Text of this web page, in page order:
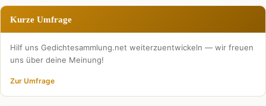
Kurze Umfrage
Hilf uns Gedichtesammlung.net weiterzuentwickeln — wir freuen
uns über deine Meinung!
Zur Umfrage